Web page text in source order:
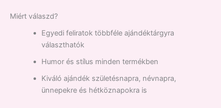
Miért válaszd?
Egyedi feliratok többféle ajándéktárgyra
választhatók
Humor és stílus minden termékben
Kiváló ajándék születésnapra, névnapra,
ünnepekre és hétköznapokra is